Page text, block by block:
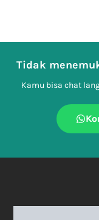
Tidak
Kamu bisa chat